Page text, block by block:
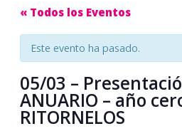
« Todos los Eventos
Este evento ha pasado.
05/03 –
ANUARIO – año
RITORNELOS